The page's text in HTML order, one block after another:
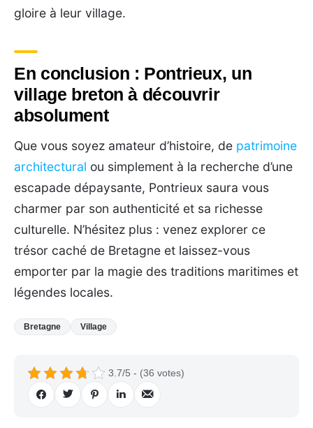
gloire à leur village.
En conclusion : Pontrieux, un
village breton à découvrir
absolument
Que vous soyez amateur d’histoire, de patrimoine
architectural ou simplement à la recherche d’une
escapade dépaysante, Pontrieux saura vous
charmer par son authenticité et sa richesse
culturelle. N’hésitez plus : venez explorer ce
trésor caché de Bretagne et laissez-vous
emporter par la magie des traditions maritimes et
légendes locales.
Bretagne Village
3.7/5 - (36 votes)